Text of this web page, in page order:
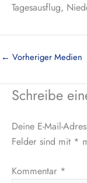
Tagesausflug,
← Vorheriger Medien
Schreibe
Deine E-Mail-
Felder sind mit *
Kommentar *